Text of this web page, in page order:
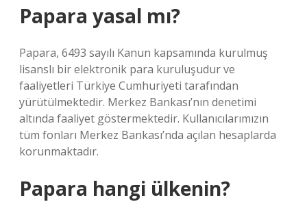
Papara yasal mı?
Papara, 6493 sayılı Kanun kapsamında kurulmuş
lisanslı bir elektronik para kuruluşudur ve
faaliyetleri Türkiye Cumhuriyeti tarafından
yürütülmektedir. Merkez Bankası’nın denetimi
altında faaliyet göstermektedir. Kullanıcılarımızın
tüm fonları Merkez Bankası’nda açılan hesaplarda
korunmaktadır.
Papara hangi ülkenin?